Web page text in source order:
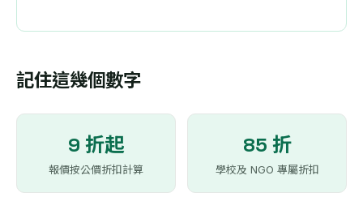
記住這幾個數字
9 折起
報價按公價折扣計算
85 折
學校及 NGO 專屬折扣